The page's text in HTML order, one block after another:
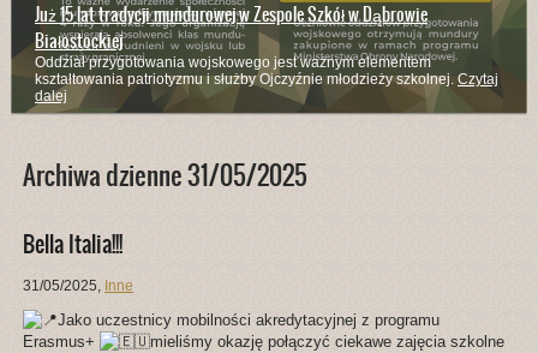
Już 15 lat tradycji mundurowej w Zespole Szkół w Dąbrowie
Białostockiej
Oddział przygotowania wojskowego jest ważnym elementem
kształtowania patriotyzmu i służby Ojczyźnie młodzieży szkolnej. Czytaj
dalej
Archiwa dzienne 31/05/2025
Bella Italia!!!
31/05/2025, Inne
Jako uczestnicy mobilności akredytacyjnej z programu
Erasmus+
mieliśmy okazję połączyć ciekawe zajęcia szkolne